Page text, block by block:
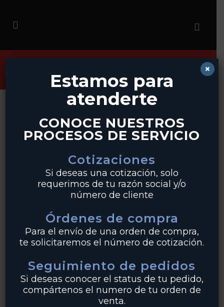
>
RK1432
READ MORE
RK1149
READ MORE
Estamos para
atenderte
CONOCE NUESTROS
PROCESOS DE SERVICIO
Cotizaciones
Si deseas una cotización, solo
requerimos de tu razón social y/o
número de cliente
Órdenes de compra
Para el envío de una orden de compra,
te solicitaremos el número de cotización.
Seguimiento de pedidos
Si deseas conocer el status de tu pedido,
compártenos el numero de tu orden de
venta.
×